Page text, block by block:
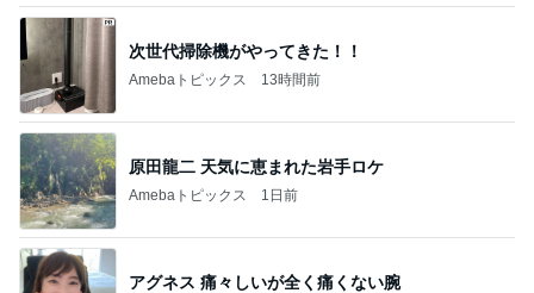
次世代掃除機がやってきた！！
Amebaトピックス 13時間前
原田龍二 天気に恵まれた岩手ロケ
Amebaトピックス 1日前
アグネス 痛々しいが全く痛くない腕